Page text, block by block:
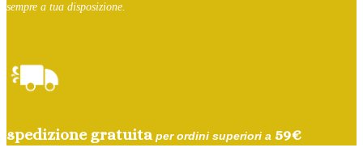
sempre a tua disposizione.
spedizione gratuita per ordini superiori a 59€